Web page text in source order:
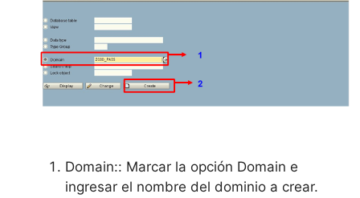
Domain:: Marcar la opción Domain e
ingresar el nombre del dominio a crear.